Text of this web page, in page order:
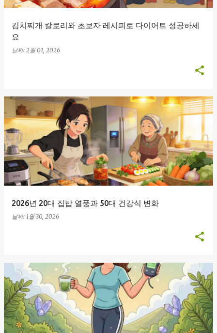
김치찌개 칼로리와 초보자 레시피로 다이어트 성공하세
요
날짜: 2월 01, 2026
2026년 20대 집밥 열풍과 50대 건강식 변화
날짜: 1월 30, 2026